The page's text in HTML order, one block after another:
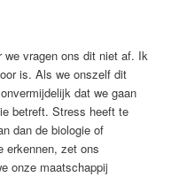
we vragen ons dit niet af. Ik
is. Als we onszelf dit
dat we gaan
betreft. Stress heeft te
dan de biologie of
erkennen, zet ons
onze maatschappij